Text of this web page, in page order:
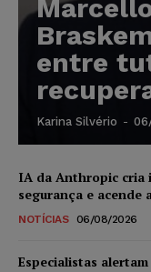
entre
Karina Silvério -
IA da Anthropic cria
segurança e acende
NOTÍCIAS 06/08/2026
Especialistas